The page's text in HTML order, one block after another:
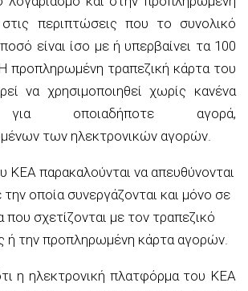
περιπτώσεις που το συνολικό
είναι ίσο με ή υπερβαίνει τα 100
προπληρωμένη τραπεζική κάρτα του
να χρησιμοποιηθεί χωρίς κανένα
για οποιαδήποτε αγορά,
των ηλεκτρονικών αγορών.
ΚΕΑ παρακαλούνται να απευθύνονται
οποία συνεργάζονται και μόνο σε
που σχετίζονται με τον τραπεζικό
ή την προπληρωμένη κάρτα αγορών.
η ηλεκτρονική πλατφόρμα του ΚΕΑ